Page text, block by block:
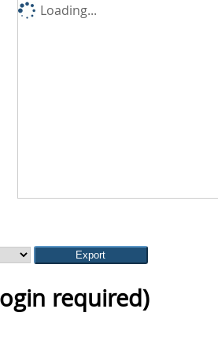
Loading...
required)